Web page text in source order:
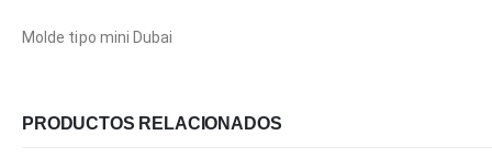
Molde tipo mini Dubai
PRODUCTOS RELACIONADOS